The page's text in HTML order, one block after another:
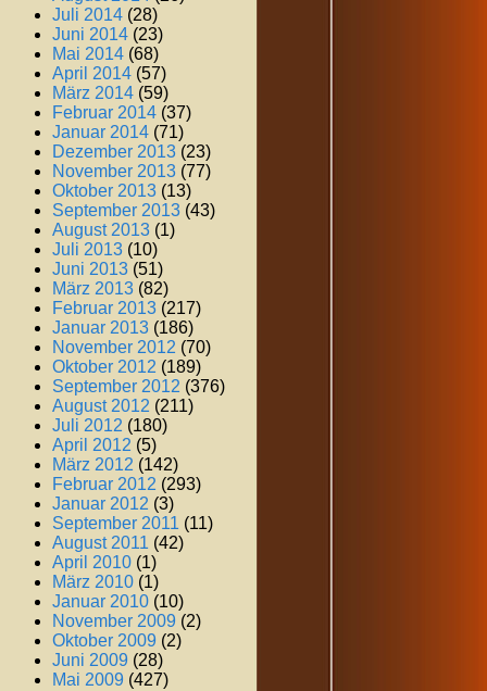
Juli 2014 (28)
Juni 2014 (23)
Mai 2014 (68)
April 2014 (57)
März 2014 (59)
Februar 2014 (37)
Januar 2014 (71)
Dezember 2013 (23)
November 2013 (77)
Oktober 2013 (13)
September 2013 (43)
August 2013 (1)
Juli 2013 (10)
Juni 2013 (51)
März 2013 (82)
Februar 2013 (217)
Januar 2013 (186)
November 2012 (70)
Oktober 2012 (189)
September 2012 (376)
August 2012 (211)
Juli 2012 (180)
April 2012 (5)
März 2012 (142)
Februar 2012 (293)
Januar 2012 (3)
September 2011 (11)
August 2011 (42)
April 2010 (1)
März 2010 (1)
Januar 2010 (10)
November 2009 (2)
Oktober 2009 (2)
Juni 2009 (28)
Mai 2009 (427)